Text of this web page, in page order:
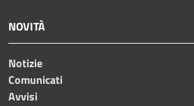
NOVITÀ
Notizie
Comunicati
Avvisi